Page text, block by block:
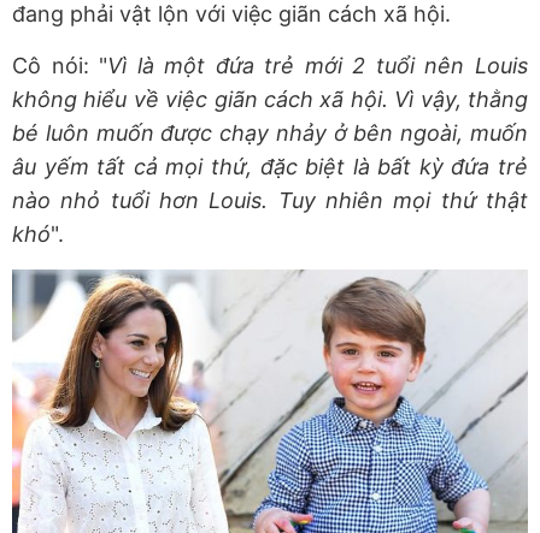
đang phải vật lộn với việc giãn cách xã hội.
Cô nói: "Vì là một đứa trẻ mới 2 tuổi nên Louis
không hiểu về việc giãn cách xã hội. Vì vậy, thằng
bé luôn muốn được chạy nhảy ở bên ngoài, muốn
âu yếm tất cả mọi thứ, đặc biệt là bất kỳ đứa trẻ
nào nhỏ tuổi hơn Louis. Tuy nhiên mọi thứ thật
khó".